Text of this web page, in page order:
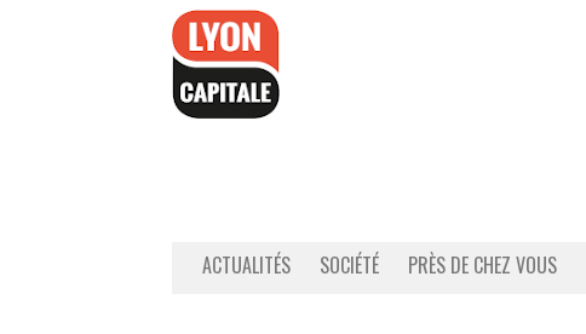
ACTUALITÉS SOCIÉTÉ PRÈS DE CHEZ VOUS